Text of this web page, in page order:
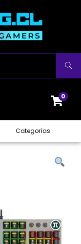
Buscar
0
Categorías